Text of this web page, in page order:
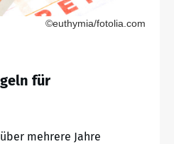
©euthymia/fotolia.com
für
mehrere Jahre